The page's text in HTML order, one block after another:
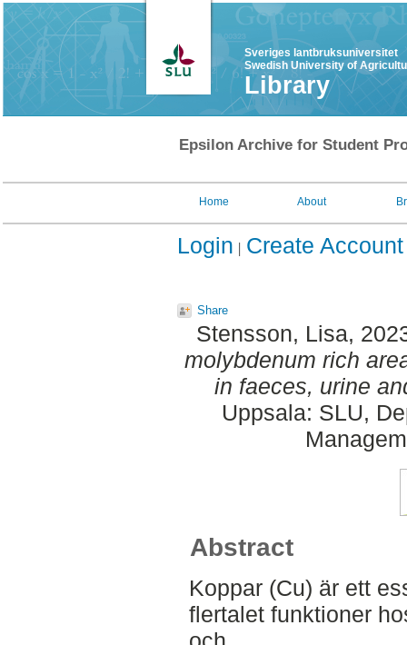
Sveriges lantbruksuniversitet
Swedish University of
Library
Epsilon Archive for Student
Home About
Login Create Account
Share
Stensson, Lisa,
molybdenum rich
in faeces, urine
Uppsala: SLU,
Abstract
Koppar (Cu) är ett
flertalet funktioner